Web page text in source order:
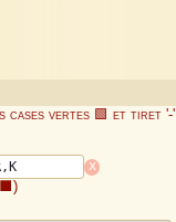
cases vertes 🟩 et tiret '-'
x